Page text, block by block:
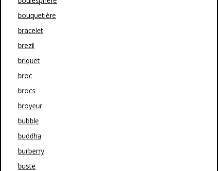
bouquetière
bracelet
brezil
briquet
broc
brocs
broyeur
bubble
buddha
burberry
buste